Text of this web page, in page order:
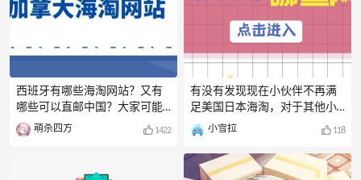
POSTCARDS:START{"image":"http
27\/38662292ced4b3de62717688
西班牙有哪些海淘网站？又有
哪些可以直邮中国？大家可能
比较熟知的就是西班牙亚马逊
可以直邮中国，其实还有几家
国。今天就来盘点一下西班牙
萌杀四方 1422
是全中文界面，支持支付宝，
微信，银联付款，支持直邮中
国，海淘友好网站。
2.Amazon.es：是西班牙亚马逊
网站，是目前世界上最大的商
店。在上面你可以以更低的价
格买到任何你想买到的商品。
西班牙亚马逊经常会有活动，
价格更加优惠。支持直邮中
国，支持转运3.Gotta：这个网
站是西班牙Lleida市的
有没有发现现在小伙伴不再满
足美国日本海淘，对于其他小
众国家如西班牙等也深感兴
趣，不得不说西班牙的妆、
品、护肤品、化妆品、母婴用
品等都是深受海淘一族的喜
小雪拉 118